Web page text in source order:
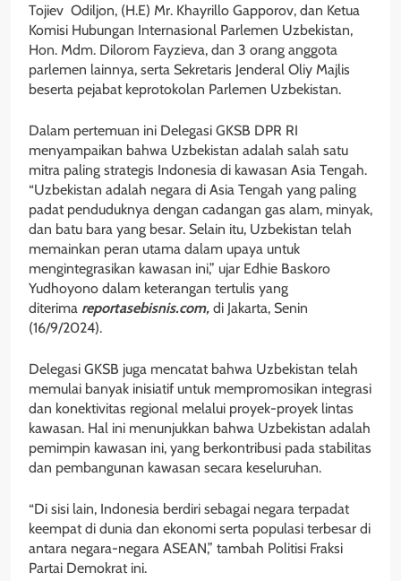
Tojiev Odiljon, (H.E) Mr. Khayrillo Gapporov, dan Ketua
Komisi Hubungan Internasional Parlemen Uzbekistan,
Hon. Mdm. Dilorom Fayzieva, dan 3 orang anggota
parlemen lainnya, serta Sekretaris Jenderal Oliy Majlis
beserta pejabat keprotokolan Parlemen Uzbekistan.
Dalam pertemuan ini Delegasi GKSB DPR RI
menyampaikan bahwa Uzbekistan adalah salah satu
mitra paling strategis Indonesia di kawasan Asia Tengah.
“Uzbekistan adalah negara di Asia Tengah yang paling
padat penduduknya dengan cadangan gas alam, minyak,
dan batu bara yang besar. Selain itu, Uzbekistan telah
memainkan peran utama dalam upaya untuk
mengintegrasikan kawasan ini,” ujar Edhie Baskoro
Yudhoyono dalam keterangan tertulis yang
diterima reportasebisnis.com, di Jakarta, Senin
(16/9/2024).
Delegasi GKSB juga mencatat bahwa Uzbekistan telah
memulai banyak inisiatif untuk mempromosikan integrasi
dan konektivitas regional melalui proyek-proyek lintas
kawasan. Hal ini menunjukkan bahwa Uzbekistan adalah
pemimpin kawasan ini, yang berkontribusi pada stabilitas
dan pembangunan kawasan secara keseluruhan.
“Di sisi lain, Indonesia berdiri sebagai negara terpadat
keempat di dunia dan ekonomi serta populasi terbesar di
antara negara-negara ASEAN,” tambah Politisi Fraksi
Partai Demokrat ini.